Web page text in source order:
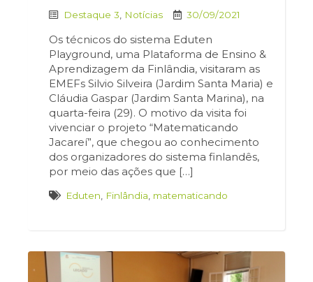
Destaque 3 Notícias 30/09/2021
Os técnicos do sistema Eduten
Playground, uma Plataforma de Ensino &
Aprendizagem da Finlândia, visitaram as
EMEFs Silvio Silveira (Jardim Santa Maria) e
Cláudia Gaspar (Jardim Santa Marina), na
quarta-feira (29). O motivo da visita foi
vivenciar o projeto “Matematicando
Jacareí”, que chegou ao conhecimento
dos organizadores do sistema finlandês,
por meio das ações que […]
Eduten Finlândia matematicando